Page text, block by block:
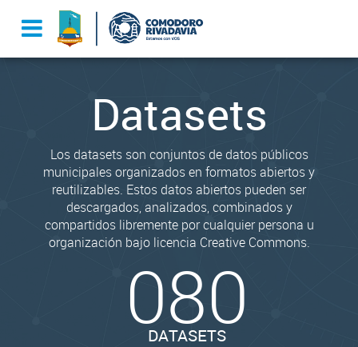
Datasets
Los datasets son conjuntos de datos públicos
municipales organizados en formatos abiertos y
reutilizables. Estos datos abiertos pueden ser
descargados, analizados, combinados y
compartidos libremente por cualquier persona u
organización bajo licencia Creative Commons.
080
DATASETS